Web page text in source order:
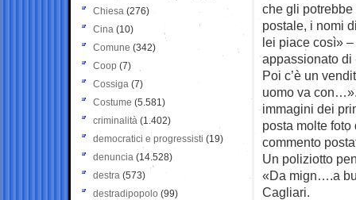
che gli
postale, i nomi
lei piace così»
appassionato di
Poi c’è un
uomo va
immagini dei
posta molte
commento
Un poliziotto
«Da mign….a
Cagliari.
Chiesa (276)
Cina (10)
Comune (342)
Coop (7)
Cossiga (7)
Costume (5.581)
criminalità (1.402)
democratici e progressisti (19)
denuncia (14.528)
destra (573)
destradipopolo (99)